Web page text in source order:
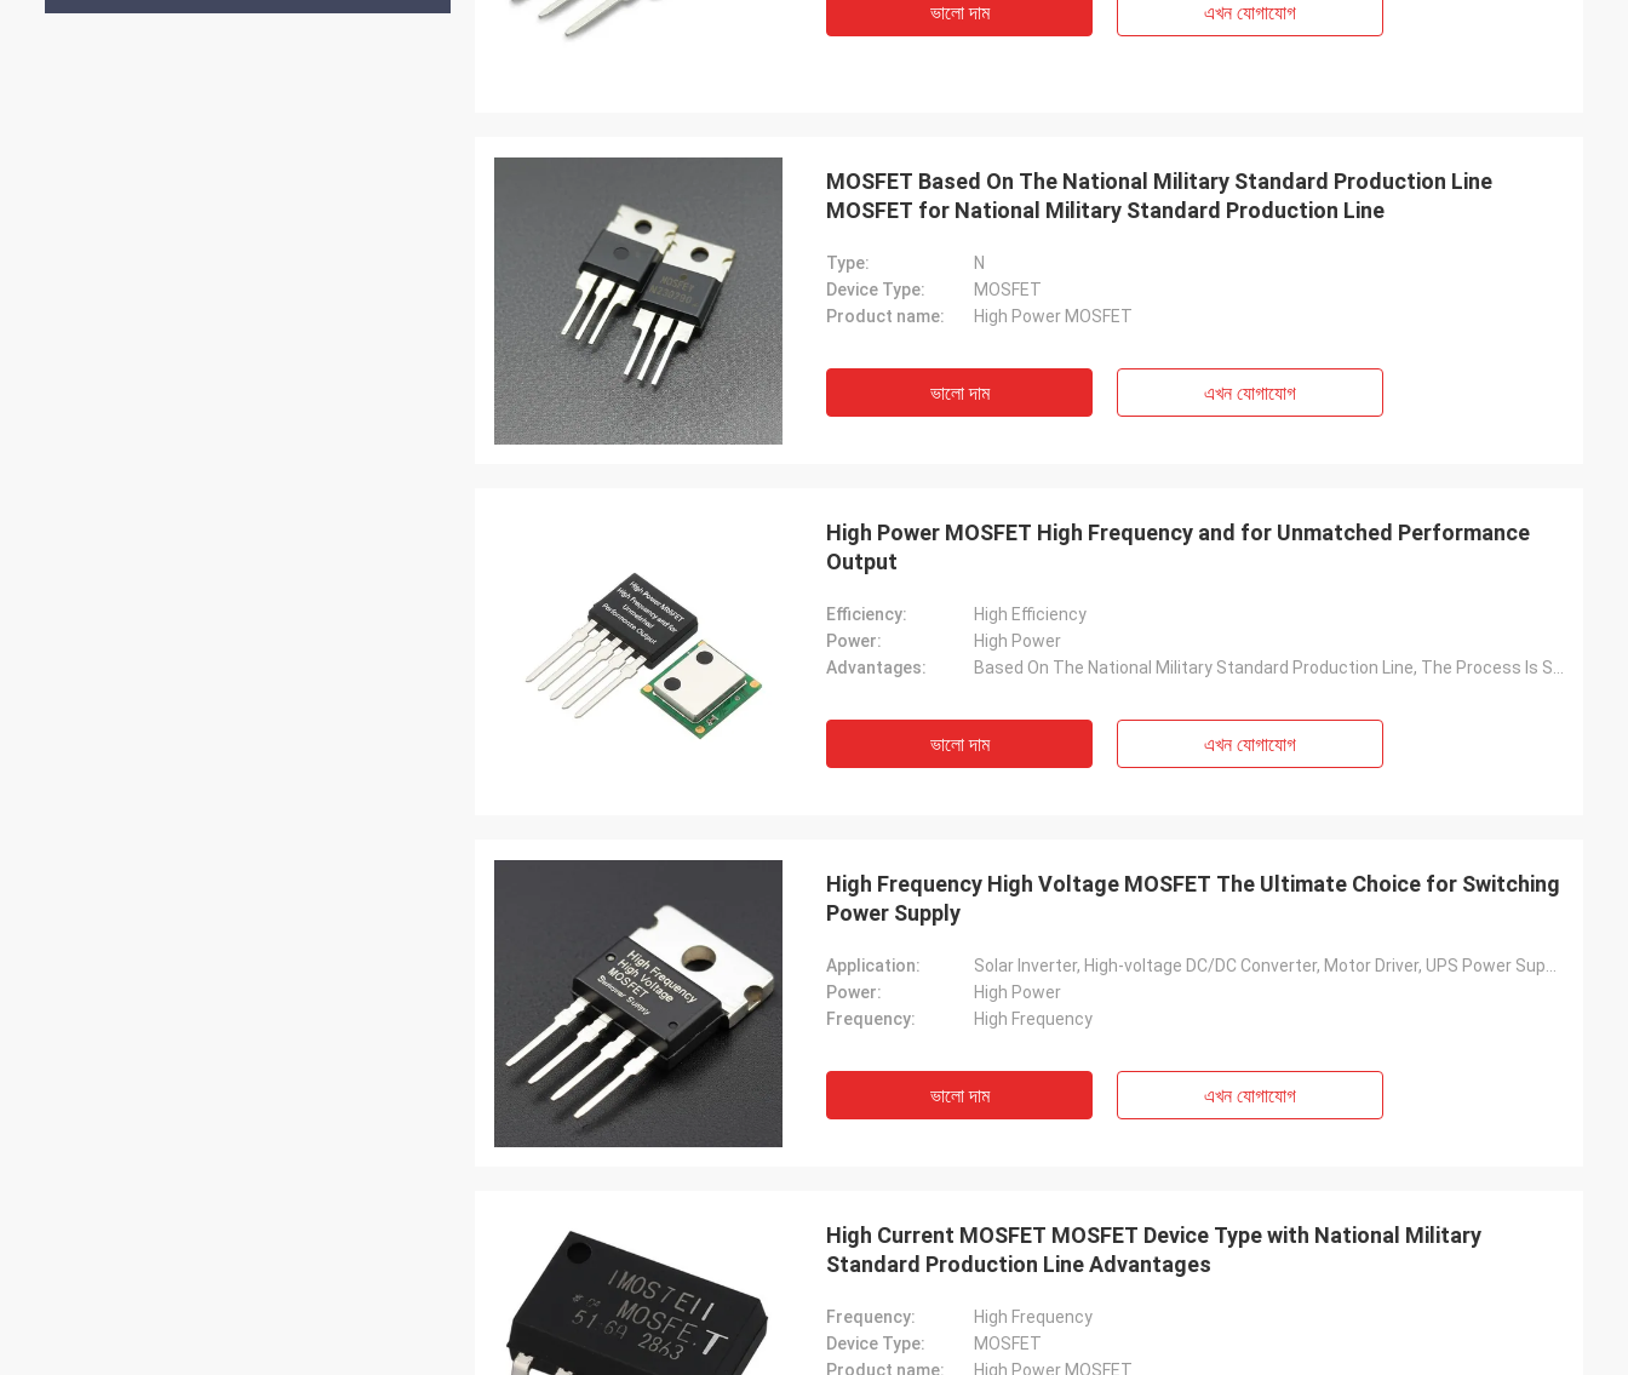
ভালো দাম এখন যোগাযোগ
MOSFET Based On The National Military Standard Production Line
MOSFET for National Military Standard Production Line
Type:
N
Device Type:
MOSFET
Product name:
High Power MOSFET
ভালো দাম এখন যোগাযোগ
High Power MOSFET High Frequency and for Unmatched Performance
Output
Efficiency:
High Efficiency
Power:
High Power
Advantages:
ভালো দাম এখন যোগাযোগ
High Frequency High Voltage MOSFET The Ultimate Choice for Switching
Power Supply
Application:
Power:
High Power
Frequency:
High Frequency
ভালো দাম এখন যোগাযোগ
High Current MOSFET MOSFET Device Type with National Military
Standard Production Line Advantages
Frequency:
High Frequency
Device Type:
MOSFET
Product name:
High Power MOSFET